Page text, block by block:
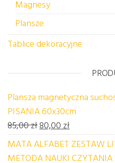
Magnesy
Plansze
Tablice dekoracyjne
Plansza magnetyczna
PISANIA 60x30cm
85,00złPierwotna cena
80,00 złAktualna
MATA ALFABET ZESTAW
METODA NAUKI CZYTANIA